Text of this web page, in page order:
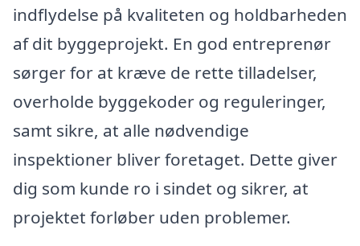
indflydelse på kvaliteten og holdbarheden
af dit byggeprojekt. En god entreprenør
sørger for at kræve de rette tilladelser,
overholde byggekoder og reguleringer,
samt sikre, at alle nødvendige
inspektioner bliver foretaget. Dette giver
dig som kunde ro i sindet og sikrer, at
projektet forløber uden problemer.